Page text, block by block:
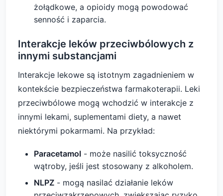
żołądkowe, a opioidy mogą powodować
senność i zaparcia.
Interakcje leków przeciwbólowych z
innymi substancjami
Interakcje lekowe są istotnym zagadnieniem w
kontekście bezpieczeństwa farmakoterapii. Leki
przeciwbólowe mogą wchodzić w interakcje z
innymi lekami, suplementami diety, a nawet
niektórymi pokarmami. Na przykład:
Paracetamol - może nasilić toksyczność
wątroby, jeśli jest stosowany z alkoholem.
NLPZ - mogą nasilać działanie leków